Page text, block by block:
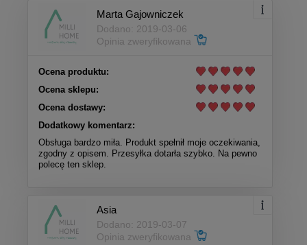
Marta Gajowniczek
Dodano: 2019-03-06
Opinia zweryfikowana
Ocena produktu:
Ocena sklepu:
Ocena dostawy:
Dodatkowy komentarz:
Obsługa bardzo miła. Produkt spełnił moje oczekiwania,
zgodny z opisem. Przesyłka dotarła szybko. Na pewno
polecę ten sklep.
Asia
Dodano: 2019-03-07
Opinia zweryfikowana